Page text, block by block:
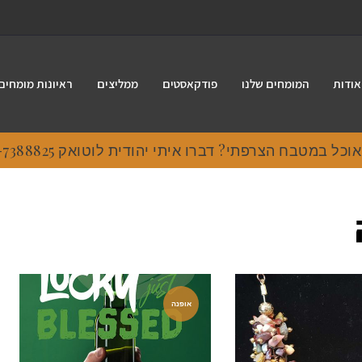
אודות המומחים שלנו פודקאסטים ממליצים ראיונות
במטבח הצרפתי? דברו איתי יהודית לוטואק 054-7388825.
אופנה